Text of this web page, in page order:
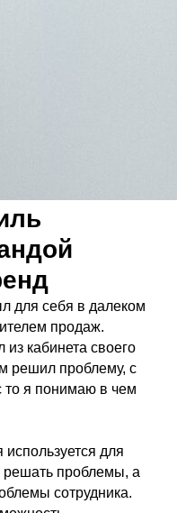
для себя в далеком
продаж.
кабинета своего
решил проблему, с
то я понимаю в чем
для
проблемы, а
сотрудника.